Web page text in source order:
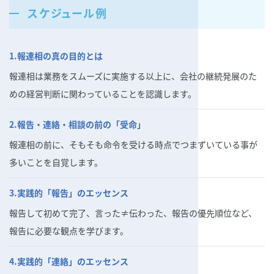
スケジュール例
1.報連相の真の目的とは
報連相は業務をスムーズに実施する以上に、会社の継続発展のた
めの経営判断に関わっていることを認識します。
2.報告・連絡・相談の前の「受命」
報連相の前に、そもそも命令を受ける時点でつまずいている事が
多いことを自覚します。
3.実践的「報告」のエッセンス
報告して初めて完了、言った≠伝わった、報告の優先順位など、
報告に必要な観点を学びます。
4.実践的「連絡」のエッセンス